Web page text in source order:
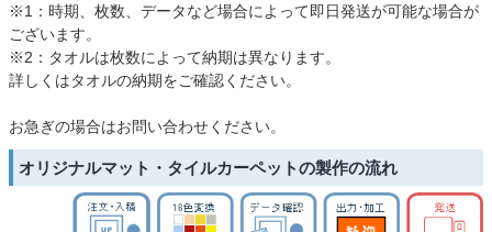
※1：時期、枚数、データなど場合によって即日発送が可能な場合が
ございます。
※2：タオルは枚数によって納期は異なります。
詳しくはタオルの納期をご確認ください。
お急ぎの場合はお問い合わせください。
オリジナルマット・タイルカーペットの製作の流れ